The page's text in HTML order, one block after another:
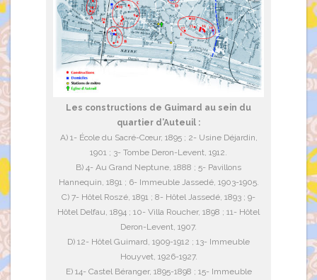
Les constructions de Guimard au sein du
quartier d’Auteuil :
A) 1- École du Sacré-Cœur, 1895 ; 2- Usine Déjardin,
1901 ; 3- Tombe Deron-Levent, 1912.
B) 4- Au Grand Neptune, 1888 ; 5- Pavillons
Hannequin, 1891 ; 6- Immeuble Jassedé, 1903-1905.
C) 7- Hôtel Roszé, 1891 ; 8- Hôtel Jassedé, 1893 ; 9-
Hôtel Delfau, 1894 ; 10- Villa Roucher, 1898 ; 11- Hôtel
Deron-Levent, 1907.
D) 12- Hôtel Guimard, 1909-1912 ; 13- Immeuble
Houyvet, 1926-1927.
E) 14- Castel Béranger, 1895-1898 ; 15- Immeuble